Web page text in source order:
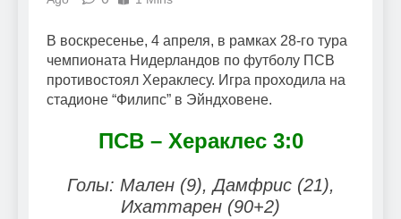
В воскресенье, 4 апреля, в рамках 28-го тура
чемпионата Нидерландов по футболу ПСВ
противостоял Хераклесу. Игра проходила на
стадионе “Филипс” в Эйндховене.
ПСВ – Хераклес 3:0
Голы: Мален (9), Дамфрис (21),
Ихаттарен (90+2)